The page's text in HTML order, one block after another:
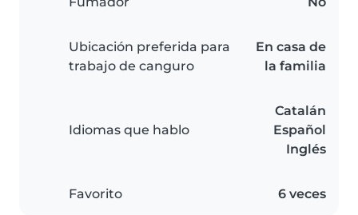
Ubicación preferida para
trabajo de canguro
En casa de
la familia
Idiomas que hablo
Catalán
Español
Inglés
Favorito 6 veces